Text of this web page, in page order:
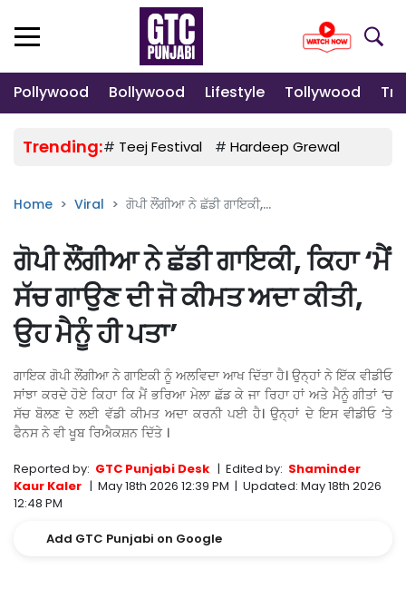
Pollywood Bollywood Lifestyle Tollywood
Trending:# Teej Festival # Hardeep Grewal
Home Viral ਗੋਪੀ ਲੌਂਗੀਆ ਨੇ ਛੱਡੀ ਗਾਇਕੀ,...
ਗੋਪੀ ਲੌਂਗੀਆ ਨੇ ਛੱਡੀ ਗਾਇਕੀ, ਕਿਹਾ ‘ਮੈਂ
ਸੱਚ ਗਾਉਣ ਦੀ ਜੋ ਕੀਮਤ ਅਦਾ ਕੀਤੀ,
ਉਹ ਮੈਨੂੰ ਹੀ ਪਤਾ’
ਗਾਇਕ ਗੋਪੀ ਲੌਂਗੀਆ ਨੇ ਗਾਇਕੀ ਨੂੰ ਅਲਵਿਦਾ ਆਖ ਦਿੱਤਾ ਹੈ। ਉਨ੍ਹਾਂ ਨੇ ਇੱਕ ਵੀਡੀਓ
ਸਾਂਝਾ ਕਰਦੇ ਹੋਏ ਕਿਹਾ ਕਿ ਮੈਂ ਭਰਿਆ ਮੇਲਾ ਛੱਡ ਕੇ ਜਾ ਰਿਹਾ ਹਾਂ ਅਤੇ ਮੈਨੂੰ ਗੀਤਾਂ ‘ਚ
ਸੱਚ ਬੋਲਣ ਦੇ ਲਈ ਵੱਡੀ ਕੀਮਤ ਅਦਾ ਕਰਨੀ ਪਈ ਹੈ। ਉਨ੍ਹਾਂ ਦੇ ਇਸ ਵੀਡੀਓ ‘ਤੇ
ਫੈਨਸ ਨੇ ਵੀ ਖੂਬ ਰਿਐਕਸ਼ਨ ਦਿੱਤੇ ।
Reported by: GTC Punjabi Desk | Edited by: Shaminder
Kaur Kaler | May 18th 2026 12:39 PM | Updated: May 18th 2026
12:48 PM
Add GTC Punjabi on Google